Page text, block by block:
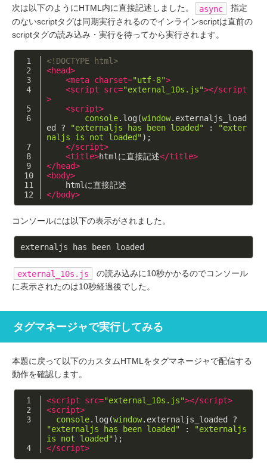
次は以下のようにHTML内に直接記述しました。 async
指定
のないscriptタグは同期実行されるのでインラインscriptは直前の
scriptタグの読み込み・実行を待ってから実行されます。
<!DOCTYPE html>
<head>
<meta charset="utf-8">
<script src="external_10s.js"></script
>
<script>
console.log(window.externaljs_load
ed ?
"externaljs has been loaded" :
"exter
naljs is not loaded");
</script>
<title>htmlに直接記述</title>
</head>
<body>
    htmlに直接記述
</body>
コンソールには以下の表示がされました。
external_10s.js
の読み込みに10秒かかるのでコンソール
に表示されたのは10秒経過後でした。
タグマネージャで実行してみる
本題に戻って以下のカスタムHTMLをタグマネージャで配信する
動作を確認します。
<script src="external_10s.js"></script>
<script>
console.log(window
"externaljs has been loaded" :
"externaljs
is not loaded");
</script>